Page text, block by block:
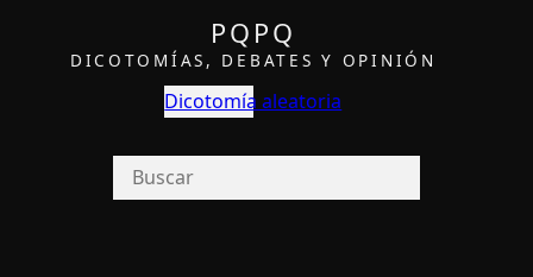
PQPQ
DICOTOMÍAS, DEBATES Y OPINIÓN
Dicotomía aleatoria